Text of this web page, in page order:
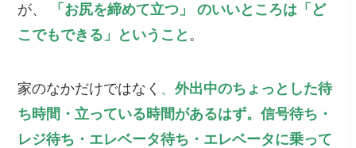
が、
「お尻を締めて立つ」 のいいところは「ど
こでもできる」ということ 。
家のなかだけではなく 、外出中のちょっとした待
ち時間・立っている時間があるはず。信号待ち・
レジ待ち・エレベータ待ち・エレベータに乗って